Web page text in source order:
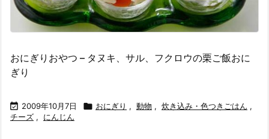
おにぎりおやつ – タヌキ、サル、フクロウの栗ご飯おに
ぎり
 2009年10月7日  おにぎり , 動物 , 炊き込み・色つきごはん ,
チーズ , にんじん